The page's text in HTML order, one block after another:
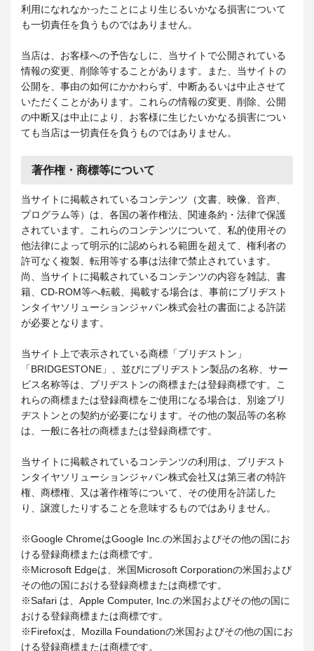
利用になれなかったことにより生じるいかなる損害について
も一切責任を負うものではありません。
当店は、お客様への予告なしに、当サイトで公開されている
情報の変更、削除等することがあります。また、当サイトの
公開を、事由の如何にかかわらず、中断あるいは中止させて
いただくことがあります。これらの情報の変更、削除、公開
の中断又は中止により、お客様に生じたいかなる損害につい
ても当店は一切責任を負うものではありません。
著作権・商標等について
当サイトに掲載されているコンテンツ（文書、映像、音声、
プログラム等）は、各国の著作権法、関連条約・法律で保護
されています。これらのコンテンツについて、私的使用その
他法律によって明示的に認められる範囲を超えて、権利者の
許可なく複製、転用等する事は法律で禁止されています。
尚、当サイトに掲載されているコンテンツの内容を雑誌、書
籍、CD-ROM等へ転載、掲載する場合は、事前にブリヂスト
ンタイヤソリューションジャパン株式会社の書面による許諾
が必要となります。
当サイト上で表示されている商標「ブリヂストン」
「BRIDGESTONE」、並びにブリヂストン製品の名称、サー
ビス名称等は、ブリヂストンの商標または登録商標です。こ
れらの商標または登録商標をご使用になる場合は、別途ブリ
ヂストンとの契約が必要になります。その他の製品等の名称
は、一般に各社の商標または登録商標です。
当サイトに掲載されているコンテンツの利用は、ブリヂスト
ンタイヤソリューションジャパン株式会社又は第三者の特許
権、商標権、又は著作権等について、その使用を許諾した
り、譲渡したりすることを意味するものではありません。
※Google ChromeはGoogle Inc.の米国およびその他の国にお
ける登録商標または商標です。
※Microsoft Edgeは、米国Microsoft Corporationの米国および
その他の国における登録商標または商標です。
※Safari は、Apple Computer, Inc.の米国およびその他の国に
おける登録商標または商標です。
※Firefoxは、Mozilla Foundationの米国およびその他の国にお
ける登録商標または商標です。